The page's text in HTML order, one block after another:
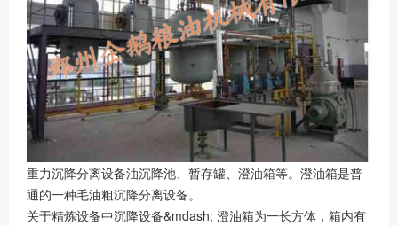
重力沉降分离设备油沉降池、暂存罐、澄油箱等。澄油箱是普
通的一种毛油粗沉降分离设备。
关于精炼设备中沉降设备&mdash; 澄油箱为一长方体，箱内有